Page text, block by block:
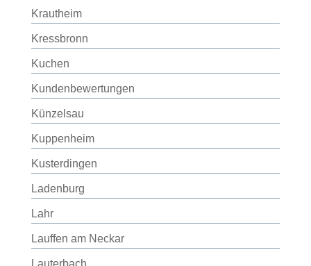
Krautheim
Kressbronn
Kuchen
Kundenbewertungen
Künzelsau
Kuppenheim
Kusterdingen
Ladenburg
Lahr
Lauffen am Neckar
Lauterbach